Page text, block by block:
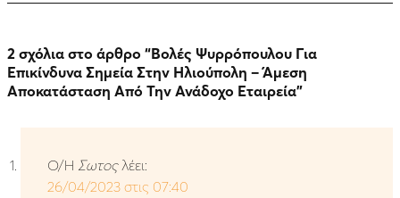
2 σχόλια στο άρθρο “Βολές Ψυρρόπουλου Για
Επικίνδυνα Σημεία Στην Ηλιούπολη – Άμεση
Αποκατάσταση Από Την Ανάδοχο Εταιρεία”
Ο/Η Σωτος λέει:
26/04/2023 στις 07:40